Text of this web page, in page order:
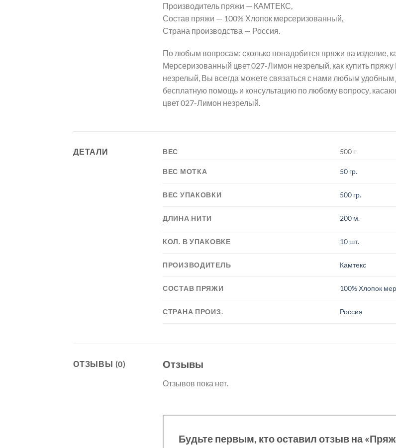
Производитель пряжи — КАМТЕКС,
Состав пряжи — 100% Хлопок мерсеризованный,
Страна производства — Россия.
По любым вопросам: сколько понадобится пряжи на изделие,
Мерсеризованный цвет 027-Лимон незрелый, как купить
незрелый, Вы всегда можете связаться с нами любым удобным
бесплатную помощь и консультацию по любому вопросу,
цвет 027-Лимон незрелый.
ДЕТАЛИ ВЕС 500 г
ВЕС МОТКА 50 гр.
ВЕС УПАКОВКИ 500 гр.
ДЛИНА НИТИ 200 м.
КОЛ. В УПАКОВКЕ 10 шт.
ПРОИЗВОДИТЕЛЬ Камтекс
СОСТАВ ПРЯЖИ 100% Хлопок
СТРАНА ПРОИЗ. Россия
ОТЗЫВЫ (0) Отзывы
Отзывов пока нет.
Будьте первым, кто оставил отзыв на